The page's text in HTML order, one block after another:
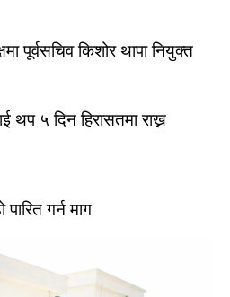
पूर्वसचिव किशोर थापा नियुक्त
थप ५ दिन हिरासतमा राख्न
पारित गर्न माग